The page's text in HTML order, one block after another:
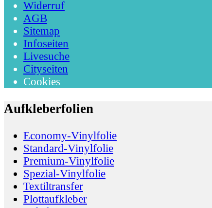
Widerruf
AGB
Sitemap
Infoseiten
Livesuche
Cityseiten
Cookies
Aufkleberfolien
Economy-Vinylfolie
Standard-Vinylfolie
Premium-Vinylfolie
Spezial-Vinylfolie
Textiltransfer
Plottaufkleber